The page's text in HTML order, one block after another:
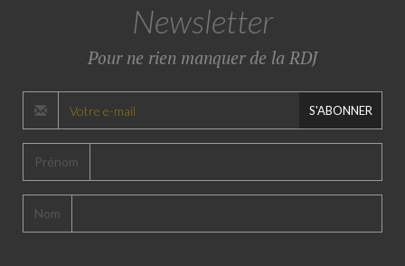
Newsletter
Pour ne rien manquer de la RDJ
S'ABONNER
Prénom
Nom